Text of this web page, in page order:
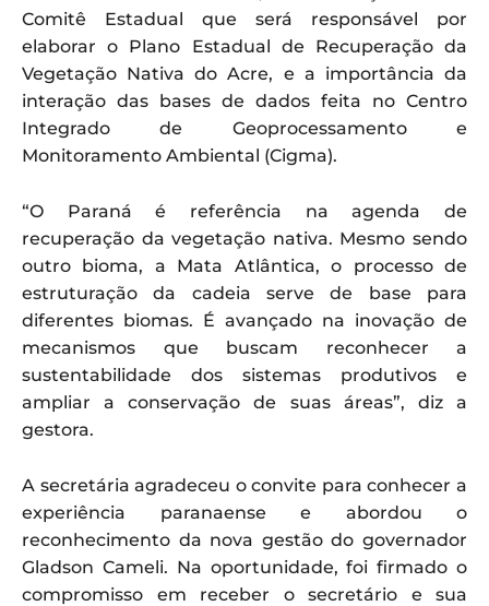
Comitê Estadual que será responsável por
elaborar o Plano Estadual de Recuperação da
Vegetação Nativa do Acre, e a importância da
interação das bases de dados feita no Centro
Integrado de Geoprocessamento e
Monitoramento Ambiental (Cigma).
“O Paraná é referência na agenda de
recuperação da vegetação nativa. Mesmo sendo
outro bioma, a Mata Atlântica, o processo de
estruturação da cadeia serve de base para
diferentes biomas. É avançado na inovação de
mecanismos que buscam reconhecer a
sustentabilidade dos sistemas produtivos e
ampliar a conservação de suas áreas”, diz a
gestora.
A secretária agradeceu o convite para conhecer a
experiência paranaense e abordou o
reconhecimento da nova gestão do governador
Gladson Cameli. Na oportunidade, foi firmado o
compromisso em receber o secretário e sua